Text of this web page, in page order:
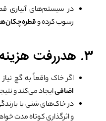
در سیستم‌های آبیاری
رسوب کرده و
3. هدررفت هزینه و زمان
اگر خاک واقعاً به گچ
اضافیایجاد می‌کند و
در خاک‌های شنی با
و اثرگذاری کوتاه مدت